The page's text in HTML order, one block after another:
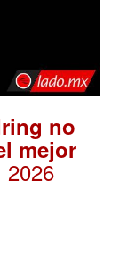
no
mejor
2026